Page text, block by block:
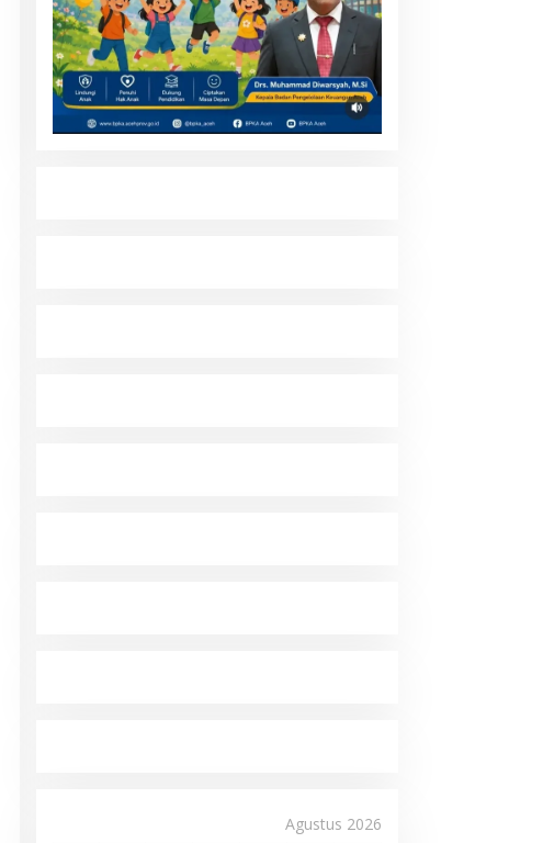
Agustus 2026